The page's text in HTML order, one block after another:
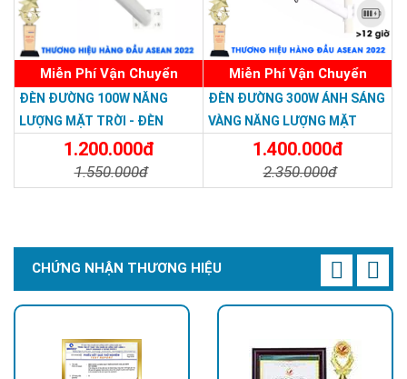
Miễn Phí Vận Chuyển
ĐÈN ĐƯỜNG 100W NĂNG
LƯỢNG MẶT TRỜI - ĐÈN
ĐƯỜNG NĂNG LƯỢNG MẶT
TRỜI 100W GIÁ RẺ - Solar
Light 100W
1.200.000đ
1.550.000đ
Miễn Phí Vận Chuyển
ĐÈN ĐƯỜNG 300W ÁNH SÁNG
VÀNG NĂNG LƯỢNG MẶT
TRỜI - Solar Light 300W
1.400.000đ
2.350.000đ
CHỨNG NHẬN THƯƠNG HIỆU